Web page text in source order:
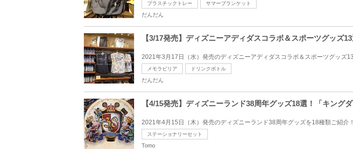
プラスチックトレー サマーブランケット
だんだん
【3/17発売】ディズニーアディダスコラボ＆スポーツグッズ
2021年3月17日（水）発売のディズニーアディダスコラボ＆スポーツグッズ
メモラビリア ドリンクボトル
だんだん
【4/15発売】ディズニーランド38周年グッズ18選！「キング
2021年4月15日（木）発売のディズニーランド38周年グッズを18種類ご紹介
ステーショナリーセット
Tomo